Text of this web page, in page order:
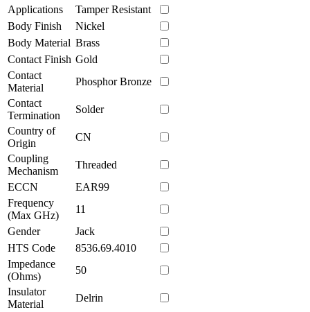
Applications
Tamper Resistant
Body Finish
Nickel
Body Material Brass
Contact Finish Gold
Contact
Material
Phosphor Bronze
Contact
Termination
Solder
Country of
Origin
CN
Coupling
Mechanism
Threaded
ECCN
EAR99
Frequency
(Max GHz)
11
Gender
Jack
HTS Code
8536.69.4010
Impedance
(Ohms)
50
Insulator
Material
Delrin